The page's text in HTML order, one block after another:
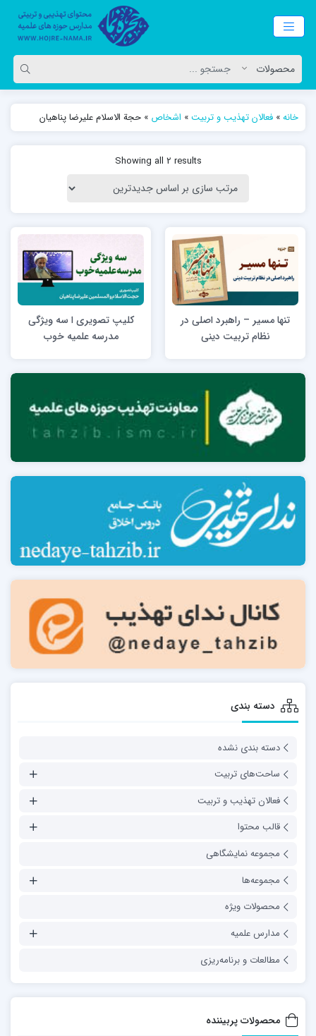
خانه» فعالان تهذیب و تربیت» اشخاص » حجة الاسلام علیرضا پناهیان
Showing all 2 results
تنها مسیر – راهبرد اصلی در
نظام تربیت دینی
کلیپ تصویری ا سه ویژگی
مدرسه علمیه خوب
دسته بندی
دسته بندی نشده
ساحت‌های تربیت
فعالان تهذیب و تربیت
قالب محتوا
مجموعه نمایشگاهی
مجموعه‌ها
محصولات ویژه
مدارس علمیه
مطالعات و برنامه‌ریزی
محصولات پربیننده